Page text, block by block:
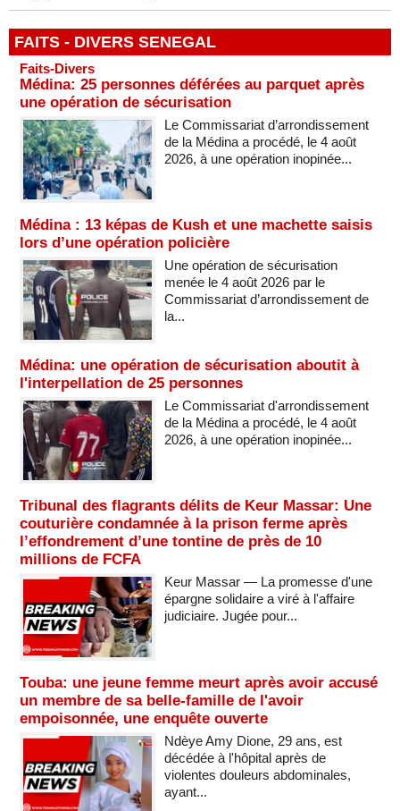
FAITS - DIVERS SENEGAL
Faits-Divers
Médina: 25 personnes déférées au parquet après
une opération de sécurisation
Le Commissariat d’arrondissement
de la Médina a procédé, le 4 août
2026, à une opération inopinée...
Médina : 13 képas de Kush et une machette saisis
lors d’une opération policière
Une opération de sécurisation
menée le 4 août 2026 par le
Commissariat d’arrondissement de
la...
Médina: une opération de sécurisation aboutit à
l'interpellation de 25 personnes
Le Commissariat d'arrondissement
de la Médina a procédé, le 4 août
2026, à une opération inopinée...
Tribunal des flagrants délits de Keur Massar: Une
couturière condamnée à la prison ferme après
l’effondrement d’une tontine de près de 10
millions de FCFA
Keur Massar — La promesse d'une
épargne solidaire a viré à l'affaire
judiciaire. Jugée pour...
Touba: une jeune femme meurt après avoir accusé
un membre de sa belle-famille de l'avoir
empoisonnée, une enquête ouverte
Ndèye Amy Dione, 29 ans, est
décédée à l'hôpital après de
violentes douleurs abdominales,
ayant...